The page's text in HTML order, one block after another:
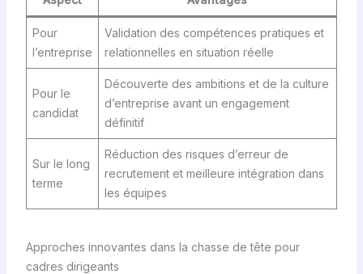
Pour
l’entreprise
Validation des compétences pratiques et
relationnelles en situation réelle
Pour le
candidat
Découverte des ambitions et de la culture
d’entreprise avant un engagement
définitif
Sur le long
terme
Réduction des risques d’erreur de
recrutement et meilleure intégration dans
les équipes
Approches innovantes dans la chasse de tête pour
cadres dirigeants